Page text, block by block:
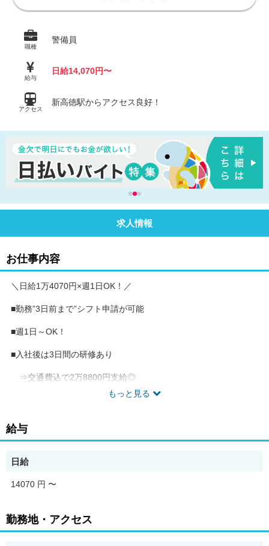
職種
警備員
給与
日給14,070円〜
アクセス
新高徳駅からアクセス良好！
求人情報
お仕事内容
もっと見る
＼日給1万4070円×週1日OK！／
■勤務”3日前まで”シフト申請が可能
■週1日～OK！
■入社後は3日間の研修あり
⇒交通費込で2万8800円支給◎
--------------------------------------
工事現場や建設現場などで、
歩行者や車両が安全に通行できるよう
交通誘導を行うお仕事です。
給与
日給
14070 円 〜
勤務地・アクセス